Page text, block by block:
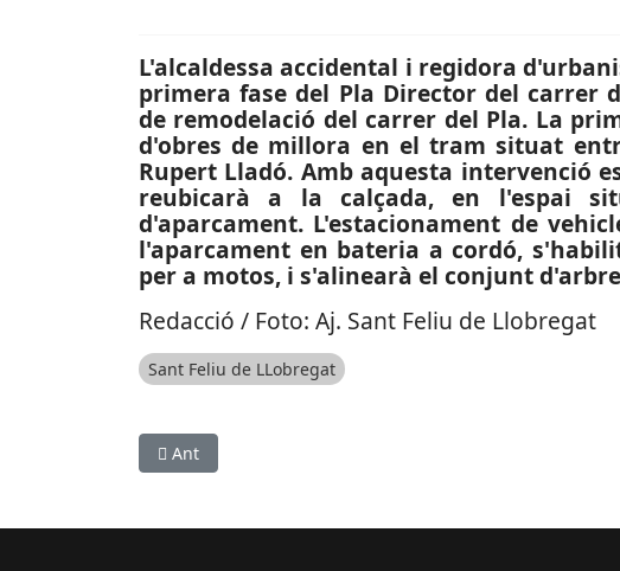
L'alcaldessa accidental i regidora
primera fase del Pla Director del carrer
de remodelació del carrer del Pla. La
d'obres de millora en el tram situat
Rupert Lladó. Amb aquesta intervenció
reubicarà a la calçada, en l'espai
d'aparcament. L'estacionament de
l'aparcament en bateria a cordó,
per a motos, i s'alinearà el conjunt
Redacció / Foto: Aj. Sant Feliu de Llobregat
Sant Feliu de LLobregat
Article anterior: SOCIETAT: L’aigua del Taió de Castellví de
Ant